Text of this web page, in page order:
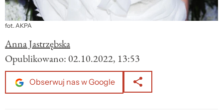
fot. AKPA
Anna Jastrzębska
Opublikowano: 02.10.2022, 13:53
Obserwuj nas w Google